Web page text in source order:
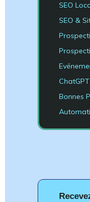
SEO
SEO &
Bonnes